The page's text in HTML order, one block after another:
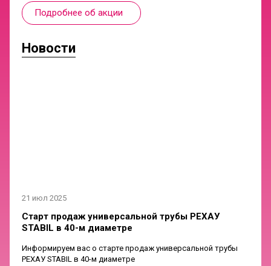
Подробнее об акции
Новости
21 июл 2025
Старт продаж универсальной трубы РЕХАУ
STABIL в 40-м диаметре
Информируем вас о старте продаж универсальной трубы
РЕХАУ STABIL в 40-м диаметре